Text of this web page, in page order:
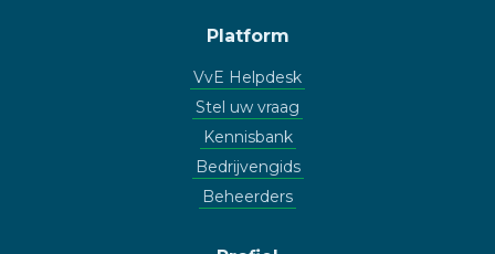
Platform
VvE Helpdesk
Stel uw vraag
Kennisbank
Bedrijvengids
Beheerders